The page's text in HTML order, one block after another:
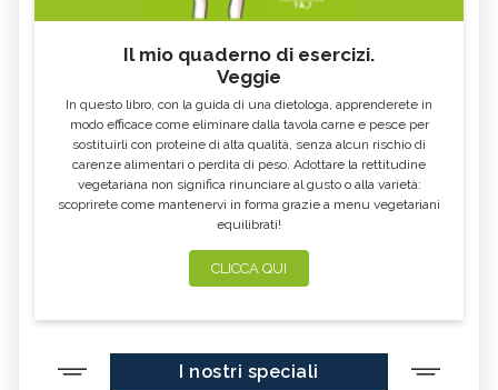
Il mio quaderno di esercizi.
Veggie
In questo libro, con la guida di una dietologa, apprenderete in
modo efficace come eliminare dalla tavola carne e pesce per
sostituirli con proteine di alta qualità, senza alcun rischio di
carenze alimentari o perdita di peso. Adottare la rettitudine
vegetariana non significa rinunciare al gusto o alla varietà:
scoprirete come mantenervi in forma grazie a menu vegetariani
equilibrati!
CLICCA QUI
I nostri speciali